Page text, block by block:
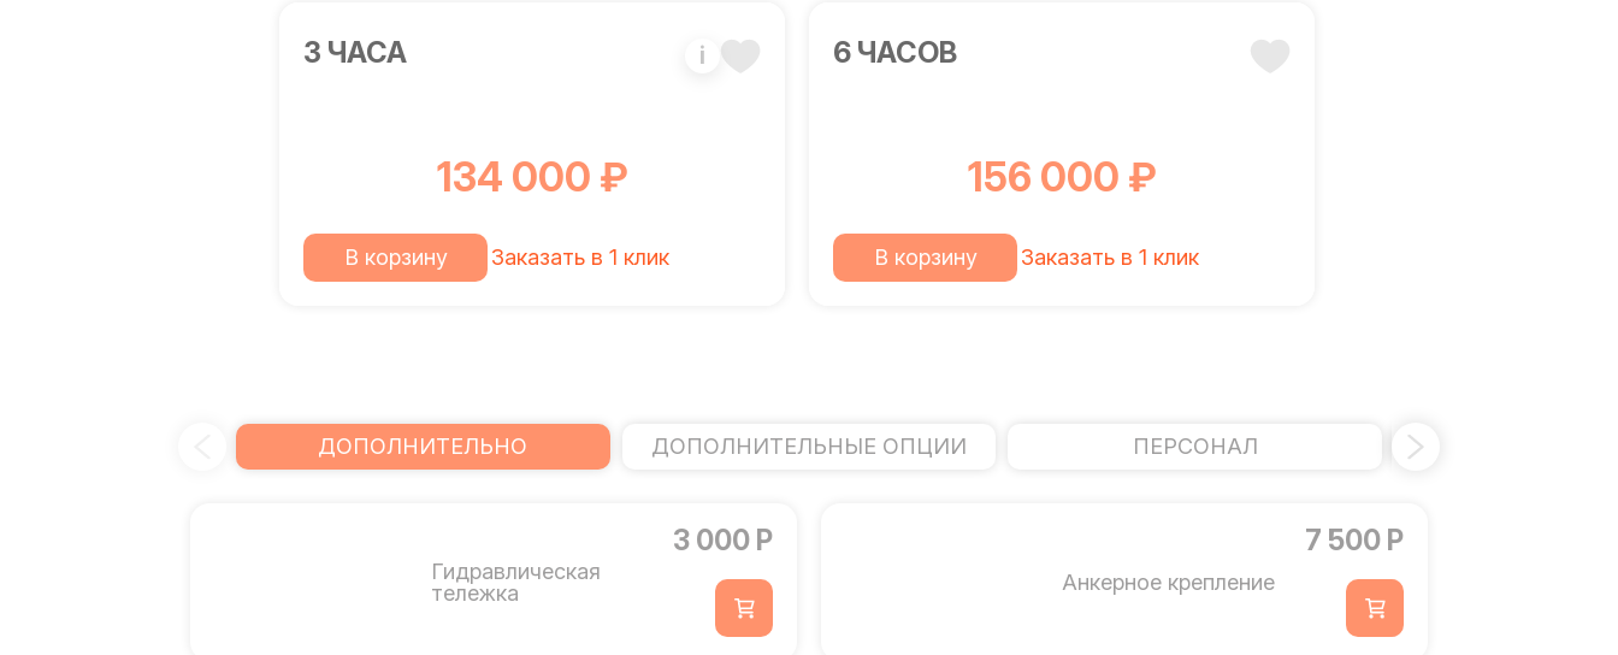
3 ЧАСА i
134 000 ₽
В корзину Заказать в 1 клик
6 ЧАСОВ
156 000 ₽
В корзину Заказать в 1 клик
ДОПОЛНИТЕЛЬНО ДОПОЛНИТЕЛЬНЫЕ ОПЦИИ ПЕРСОНАЛ
Гидравлическая
тележка
3 000 Р
Анкерное крепление
7 500 Р